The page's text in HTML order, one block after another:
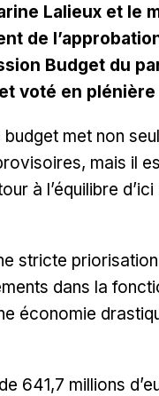
Lalieux et le
de
Budget du
voté en
met non
mais il
à l’équilibre
stricte
dans la
économie
641,7 millions